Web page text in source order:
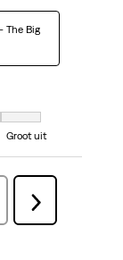
The Big
7 gelijk is aan Groot uit
Groot uit
Volgende
Beoordelingen